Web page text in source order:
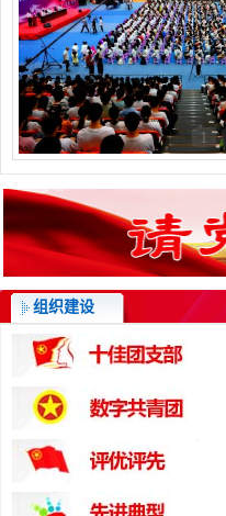
1
组织建设